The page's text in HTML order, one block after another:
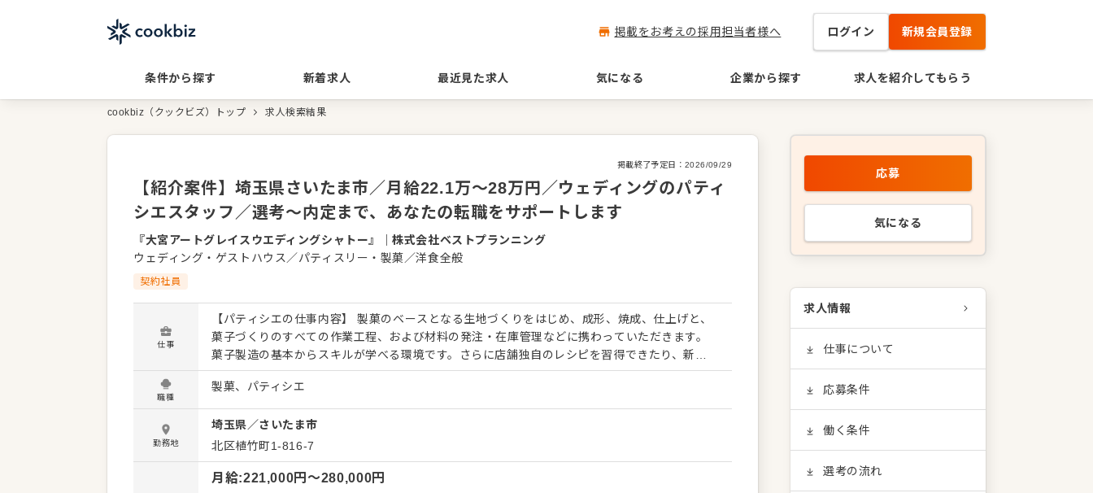
掲載をお考えの採用担当者様へ ログイン 新規会員登録
条件から探す 新着求人 最近見た求人 気になる 企業から探す 求人を紹介してもらう
cookbiz（クックビズ）トップ 求人検索結果
掲載終了予定日： 2026/09/29
【紹介案件】埼玉県さいたま市／月給22.1万～28万円／ウェディングのパティ
シエスタッフ／選考～内定まで、あなたの転職をサポートします
『大宮アートグレイスウエディングシャトー』 ｜株式会社ベストプランニング
ウェディング・ゲストハウス／パティスリー・製菓／洋食全般
契約社員
仕事
【パティシエの仕事内容】 製菓のベースとなる生地づくりをはじめ、成形、焼成、仕上げと、
菓子づくりのすべての作業工程、および材料の発注・在庫管理などに携わっていただきます。
菓子製造の基本からスキルが学べる環境です。さらに店舗独自のレシピを習得できたり、新し
い商品開発に挑戦するなど活躍のフィールドもあります。 【具体的には…】 ・工房、ラボの清
掃、衛生管理 ・クリームやフルーツの下ごしらえ全般 ・スイーツ製造全般（生地づくり、成
形、焼成、仕上げ） ・材料の発注、在庫管理 など 入社後はスキルに合わせた業務からお任せ
しますので、徐々に仕事の幅を広げていきましょう。成長をサポートする体制もあり、経験に関
わらず安心してスタートできる環境です。製造スキルをしっかり身につけたら、マネジメント
業務へのステップアップも可能ですし、店舗運営のノウハウも学べるので独り立ちも目指せま
す。
職種
製菓、パティシエ
勤務地
埼玉県／さいたま市
北区植竹町1-816-7
月給:221,000円〜280,000円
応募
気になる
求人情報
仕事について
応募条件
働く条件
選考の流れ